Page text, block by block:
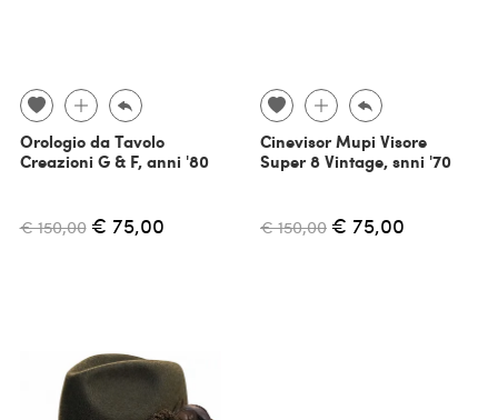
Orologio da Tavolo
Creazioni G & F, anni '80
€ 150,00 € 75,00
Cinevisor Mupi Visore
Super 8 Vintage, snni '70
€ 150,00 € 75,00